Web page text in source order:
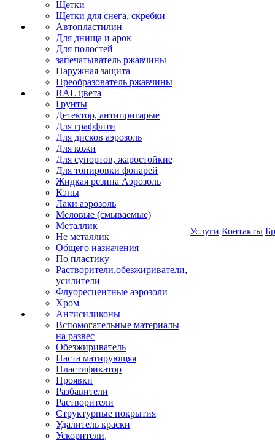
Щетки
Щетки для снега, скребки
Автопластилин
Для днища и арок
Для полостей
запечатыватель ржавчины
Наружная защита
Преобразователь ржавчины
RAL цвета
Грунты
Детектор, антипригарые
Для граффити
Для дисков аэрозоль
Для кожи
Для супортов, жаростойкие
Для тонировки фонарей
Жидкая резина Аэрозоль
Кэпы
Лаки аэрозоль
Меловые (смываемые)
Металлик
Не металлик
Общего назначения
По пластику
Растворители,обезжириватели,
усилители
Флуоресцентные аэрозоли
Хром
Антисиликоны
Вспомогательные материалы
на развес
Обезжириватель
Паста матирующяя
Пластификатор
Проявки
Разбавители
Растворители
Структурные покрытия
Удалитель краски
Ускорители,
Услуги Контакты